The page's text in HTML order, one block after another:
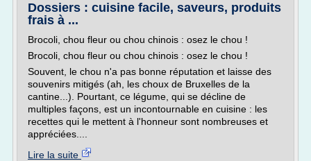
Dossiers : cuisine facile, saveurs, produits
frais à ...
Brocoli, chou fleur ou chou chinois : osez le chou !
Brocoli, chou fleur ou chou chinois : osez le chou !
Souvent, le chou n'a pas bonne réputation et laisse des
souvenirs mitigés (ah, les choux de Bruxelles de la
cantine...). Pourtant, ce légume, qui se décline de
multiples façons, est un incontournable en cuisine : les
recettes qui le mettent à l'honneur sont nombreuses et
appréciées....
Lire la suite